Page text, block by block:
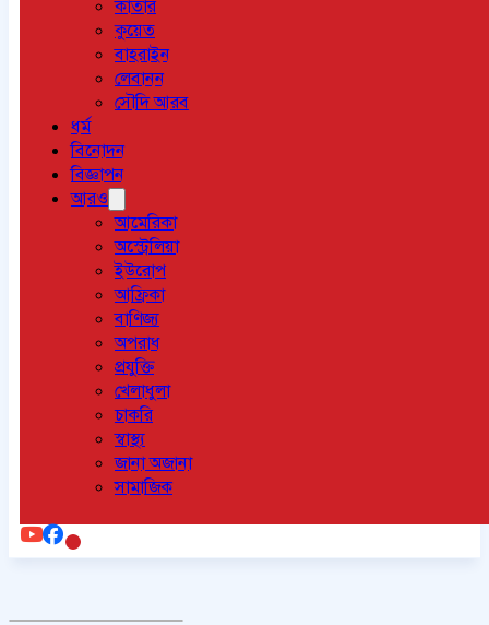
কাতার
কুয়েত
বাহরাইন
লেবানন
সৌদি আরব
ধর্ম
বিনোদন
বিজ্ঞাপন
আরও
আমেরিকা
অস্ট্রেলিয়া
ইউরোপ
আফ্রিকা
বাণিজ্য
অপরাধ
প্রযুক্তি
খেলাধুলা
চাকরি
স্বাস্থ্য
জানা অজানা
সামাজিক